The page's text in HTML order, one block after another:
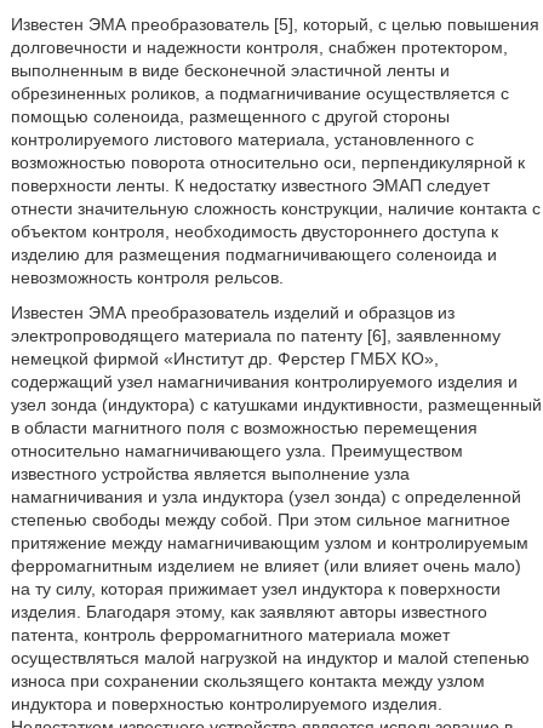
Известен ЭМА преобразователь [5], который, с целью повышения
долговечности и надежности контроля, снабжен протектором,
выполненным в виде бесконечной эластичной ленты и
обрезиненных роликов, а подмагничивание осуществляется с
помощью соленоида, размещенного с другой стороны
контролируемого листового материала, установленного с
возможностью поворота относительно оси, перпендикулярной к
поверхности ленты. К недостатку известного ЭМАП следует
отнести значительную сложность конструкции, наличие контакта с
объектом контроля, необходимость двустороннего доступа к
изделию для размещения подмагничивающего соленоида и
невозможность контроля рельсов.
Известен ЭМА преобразователь изделий и образцов из
электропроводящего материала по патенту [6], заявленному
немецкой фирмой «Институт др. Ферстер ГМБХ КО»,
содержащий узел намагничивания контролируемого изделия и
узел зонда (индуктора) с катушками индуктивности, размещенный
в области магнитного поля с возможностью перемещения
относительно намагничивающего узла. Преимуществом
известного устройства является выполнение узла
намагничивания и узла индуктора (узел зонда) с определенной
степенью свободы между собой. При этом сильное магнитное
притяжение между намагничивающим узлом и контролируемым
ферромагнитным изделием не влияет (или влияет очень мало)
на ту силу, которая прижимает узел индуктора к поверхности
изделия. Благодаря этому, как заявляют авторы известного
патента, контроль ферромагнитного материала может
осуществляться малой нагрузкой на индуктор и малой степенью
износа при сохранении скользящего контакта между узлом
индуктора и поверхностью контролируемого изделия.